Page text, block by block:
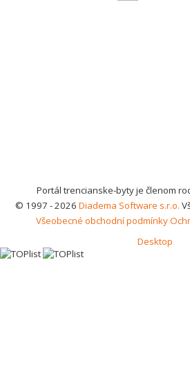
Portál trencianske-byty je členom
© 1997 - 2026 Diadema Software s.r.o.
Všeobecné obchodní podmínky
Desktop